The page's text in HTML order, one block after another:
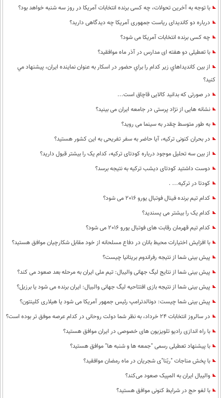
با توجه به آخرین تحولات، چه کسی برنده انتخابات آمریکا در روز سه شنبه خواهد بود؟
درباره دو کاندیدای ریاست جمهوری آمریکا چه دیدگاهی دارید؟
چه کسی برنده انتخابات آمریکا می شود؟
با تعطیلی دو هفته ای مدارس در آذر ماه موافقید؟
از بين كانديداهاي زير كدام را براي حضور در اسكار به عنوان نماينده ايران، پيشنهاد مي
كنيد؟
در صورتی که بدانید کالایی قاچاق است...
نشانه هایی از نژاد پرستی در جامعه ایران می بینید؟
به طور متوسط چقدر به سینما می روید؟
در بحران کنونی ترکیه، آیا حاضر به سفر تفریحی به این کشور هستید؟
از بین سه تحلیل موجود درباره کودتای ترکیه، کدام یک را بیشتر قبول دارید؟
دوست داشتید کودتای دیشب ترکیه به نتیجه برسد؟
کودتا در ترکیه... .
کدام تیم برنده فینال فوتبال یورو 2016 می شود؟
کدام یک را بیشتر می پسندید؟
کدام تیم قهرمان رقابت های فوتبال یورو 2016 می شود؟
با افزایش اختیارات محیط‌ بانان در دفاع مسلحانه از خود مقابل شکارچیان موافق هستید؟
پیش بینی شما از نتیجه رفراندوم بریتانیا چیست؟
پيش بينی شما از نتايج ليگ جهانی واليبال: تيم ملی ايران به مرحله بعد صعود می كند؟
پیش بینی شما از نتیجه بازی افتتاحیه لیگ جهانی والبیال: ایران برنده می شود یا برزیل؟
پیش بینی شما چیست: دونالدترامپ رئیس جمهور آمریکا می شود یا هیلاری کلینتون؟
در سالروز انتخابات 24 خرداد، به نظر شما دولت روحانی در کدام عرصه موفق تر بوده است؟
با راه اندازی رادیو تلویزیون های خصوصی در ایران موافق هستید؟
با پیشنهاد تعطیلی رسمی "جمعه ها و شنبه ها" موافق هستید؟
با پخش مناجات "ربّنا"ی شجریان در ماه رمضان موافقید؟
والیبال ایران به المپیک صعود می‌کند؟
با لغو حج در شرایط کنونی موافق هستید؟